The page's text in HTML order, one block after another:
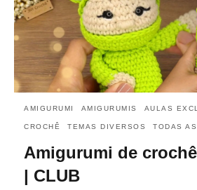
AMIGURUMI AMIGURUMIS AULAS
CROCHÊ TEMAS DIVERSOS TODAS
Amigurumi de
| CLUB